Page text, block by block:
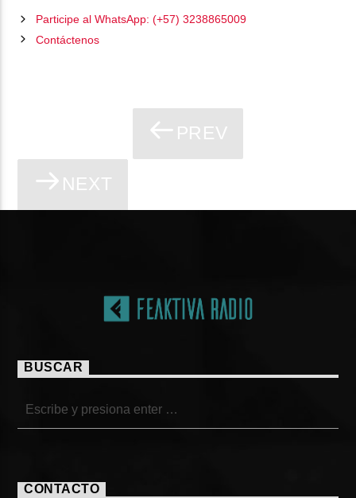
Participe al WhatsApp: (+57) 3238865009
Contáctenos
PREV
NEXT
BUSCAR
CONTACTO